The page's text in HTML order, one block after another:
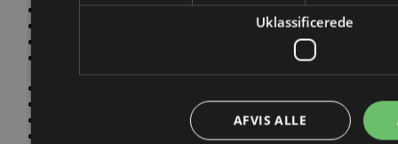
Salgs- og Leveringsbetingelser
Salgs- og Leveringsbetingelser
Uklassificerede
AFVIS ALLE